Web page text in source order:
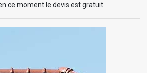
ce moment le devis est gratuit.